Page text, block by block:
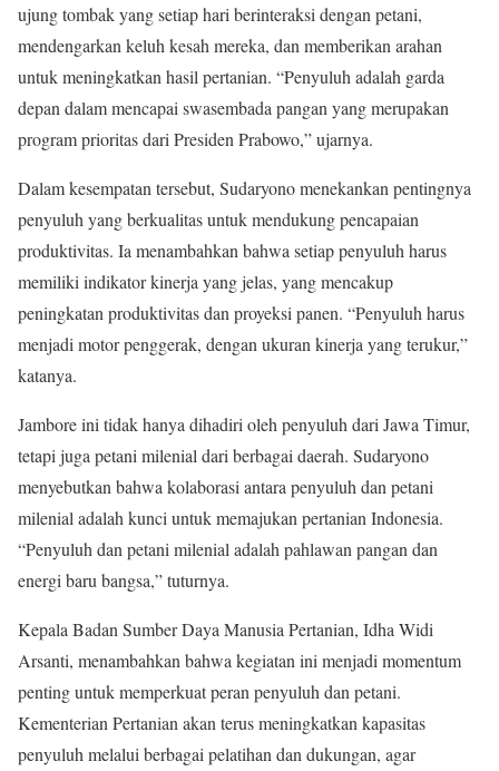
ujung tombak yang setiap hari berinteraksi dengan petani,
mendengarkan keluh kesah mereka, dan memberikan arahan
untuk meningkatkan hasil pertanian. “Penyuluh adalah garda
depan dalam mencapai swasembada pangan yang merupakan
program prioritas dari Presiden Prabowo,” ujarnya.
Dalam kesempatan tersebut, Sudaryono menekankan pentingnya
penyuluh yang berkualitas untuk mendukung pencapaian
produktivitas. Ia menambahkan bahwa setiap penyuluh harus
memiliki indikator kinerja yang jelas, yang mencakup
peningkatan produktivitas dan proyeksi panen. “Penyuluh harus
menjadi motor penggerak, dengan ukuran kinerja yang terukur,”
katanya.
Jambore ini tidak hanya dihadiri oleh penyuluh dari Jawa Timur,
tetapi juga petani milenial dari berbagai daerah. Sudaryono
menyebutkan bahwa kolaborasi antara penyuluh dan petani
milenial adalah kunci untuk memajukan pertanian Indonesia.
“Penyuluh dan petani milenial adalah pahlawan pangan dan
energi baru bangsa,” tuturnya.
Kepala Badan Sumber Daya Manusia Pertanian, Idha Widi
Arsanti, menambahkan bahwa kegiatan ini menjadi momentum
penting untuk memperkuat peran penyuluh dan petani.
Kementerian Pertanian akan terus meningkatkan kapasitas
penyuluh melalui berbagai pelatihan dan dukungan, agar